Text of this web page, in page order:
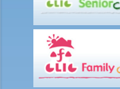
竟持久授权书规定它将在授权
效。看来即使受权人违反有关
么，注册是多余的吗？
7. 撤销持久授权
a. 由授权人撤销持久授权